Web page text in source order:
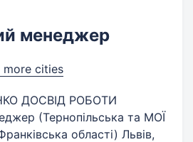
менеджер
more cities
ДОСВІД РОБОТИ
(Тернопільська та МОЇ
області) Львів,